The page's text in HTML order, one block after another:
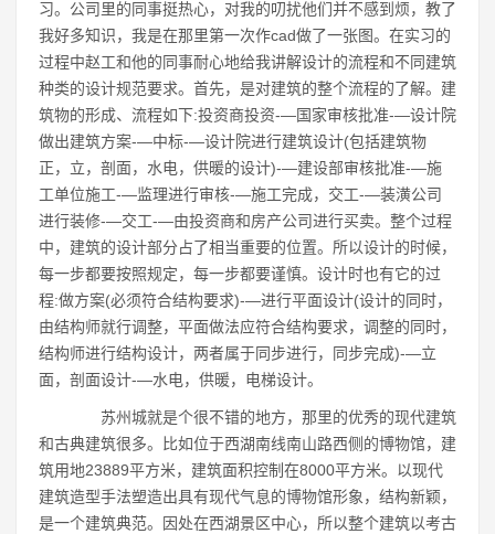
习。公司里的同事挺热心，对我的叨扰他们并不感到烦，教了
我好多知识，我是在那里第一次作cad做了一张图。在实习的
过程中赵工和他的同事耐心地给我讲解设计的流程和不同建筑
种类的设计规范要求。首先，是对建筑的整个流程的了解。建
筑物的形成、流程如下:投资商投资-―国家审核批准-―设计院
做出建筑方案-―中标-―设计院进行建筑设计(包括建筑物
正，立，剖面，水电，供暖的设计)-―建设部审核批准-―施
工单位施工-―监理进行审核-―施工完成，交工-―装潢公司
进行装修-―交工-―由投资商和房产公司进行买卖。整个过程
中，建筑的设计部分占了相当重要的位置。所以设计的时候，
每一步都要按照规定，每一步都要谨慎。设计时也有它的过
程:做方案(必须符合结构要求)-―进行平面设计(设计的同时，
由结构师就行调整，平面做法应符合结构要求，调整的同时，
结构师进行结构设计，两者属于同步进行，同步完成)-―立
面，剖面设计-―水电，供暖，电梯设计。
苏州城就是个很不错的地方，那里的优秀的现代建筑
和古典建筑很多。比如位于西湖南线南山路西侧的博物馆，建
筑用地23889平方米，建筑面积控制在8000平方米。以现代
建筑造型手法塑造出具有现代气息的博物馆形象，结构新颖，
是一个建筑典范。因处在西湖景区中心，所以整个建筑以考古